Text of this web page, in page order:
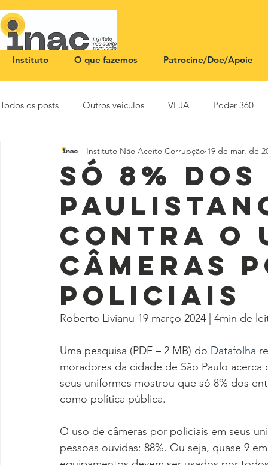
Instituto O que fazemos Patrocine/Doe/Apoie
Todos os posts Outros veículos VEJA Poder 360
NOTA PÚBLICA CEID SBT News Rádio
Só 8% dos
contra o
câmeras
policiais
Instituto Não Aceito Corrupção 19 de mar. de
Roberto Livianu 19 março 2024 | 4min de
Uma pesquisa (PDF – 2 MB) do Datafolha
moradores da cidade de São Paulo
seus uniformes mostrou que só 8% dos
como política pública.
O uso de câmeras por policiais em seus
pessoas ouvidas: 88%. Ou seja, quase 9